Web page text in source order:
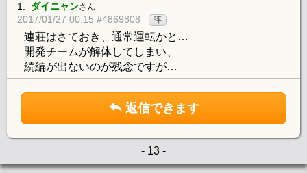
1. ダイニャンさん
2017/01/27 00:15 #4869808 評
連荘はさておき、通常運転かと…
開発チームが解体してしまい、
続編が出ないのが残念ですが…
返信できます
- 13 -